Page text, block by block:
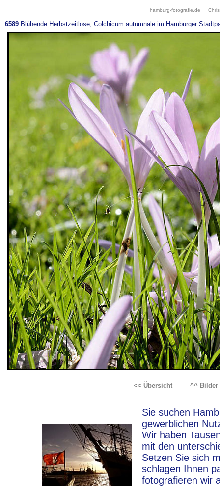
hamburg-fotografie.de
6589 Blühende Herbstzeitlose, Colchicum autumnale im Hamburger
<< Übersicht^^ Bilder
Sie suchen
gewerblichen
Wir haben
mit den
Setzen Sie sich
schlagen Ihnen
fotografieren wir